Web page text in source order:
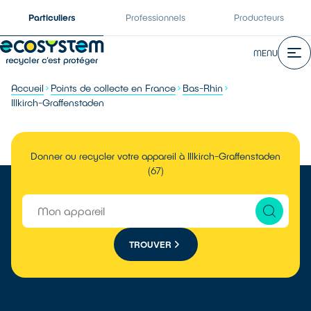
Particuliers Professionnels Producteurs
MENU
Accueil Points de collecte en France
Bas-Rhin
Illkirch-Graffenstaden
Donner ou recycler votre appareil à Illkirch-Graffenstaden
(67)
TROUVER